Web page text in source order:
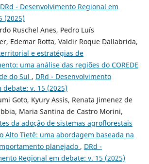
DRd - Desenvolvimento Regional em
(2025)
Ruschel Anes, Pedro Luís
Edemar Rotta, Valdir Roque Dallabrida,
e estratégias de
uma análise das regiões do COREDE
do Sul , DRd - Desenvolvimento
debate: v. 15 (2025)
Goto, Kyury Assis, Renata Jimenez de
Maria Santina de Castro Morini,
da adoção de sistemas agroflorestais
Alto Tietê: uma abordagem baseada na
planejado , DRd -
Regional em debate: v. 15 (2025)